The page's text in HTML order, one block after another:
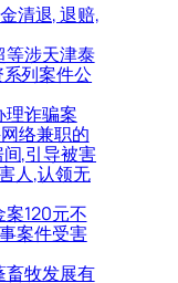
清退, 退赔,
等涉天津泰
列案件公
理诈骗案
络兼职的
,引导被害
人,认领无
120元不
案件受害
畜牧发展有